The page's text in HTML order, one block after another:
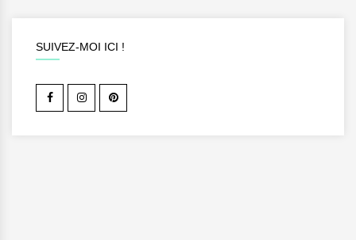
SUIVEZ-MOI ICI !